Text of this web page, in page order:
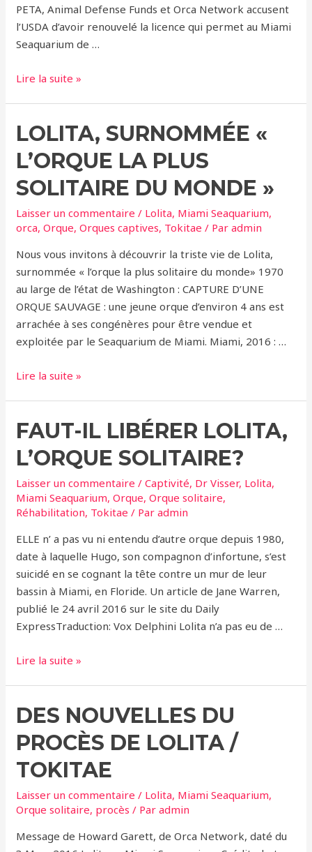
PETA, Animal Defense Funds et Orca Network accusent
l’USDA d’avoir renouvelé la licence qui permet au Miami
Seaquarium de …
Lolita:
à
du
Département
de
l’Agriculture
des
Etats-
Unis
Lire la suite »
LOLITA, SURNOMMÉE «
L’ORQUE LA PLUS
SOLITAIRE DU MONDE »
Laisser un commentaire / Lolita, Miami Seaquarium,
orca,Orque,Orques captives, Tokitae / Paradmin
Nous vous invitons à découvrir la triste vie de Lolita,
surnommée « l’orque la plus solitaire du monde» 1970
au large de l’état de Washington : CAPTURE D’UNE
ORQUE SAUVAGE : une jeune orque d’environ 4 ans est
arrachée à ses congénères pour être vendue et
exploitée par le Seaquarium de Miami. Miami, 2016 : …
Lolita,
l’orque
plus
solitaire
du
monde
Lire la suite »
FAUT-IL LIBÉRER LOLITA,
L’ORQUE SOLITAIRE?
Laisser un commentaire /Captivité, Dr Visser, Lolita,
Miami Seaquarium,Orque,Orque solitaire,
Réhabilitation, Tokitae / Paradmin
ELLE n’ a pas vu ni entendu d’autre orque depuis 1980,
date à laquelle Hugo, son compagnon d’infortune, s’est
suicidé en se cognant la tête contre un mur de leur
bassin à Miami, en Floride. Un article de Jane Warren,
publié le 24 avril 2016 sur le site du Daily
ExpressTraduction: Vox Delphini Lolita n’a pas eu de …
Faut-
Lolita,
Solitaire?
Lire la suite »
DES NOUVELLES DU
PROCÈS DE LOLITA /
TOKITAE
Laisser un commentaire / Lolita, Miami Seaquarium,
Orque solitaire, procès / Paradmin
Message de Howard Garett, de Orca Network, daté du